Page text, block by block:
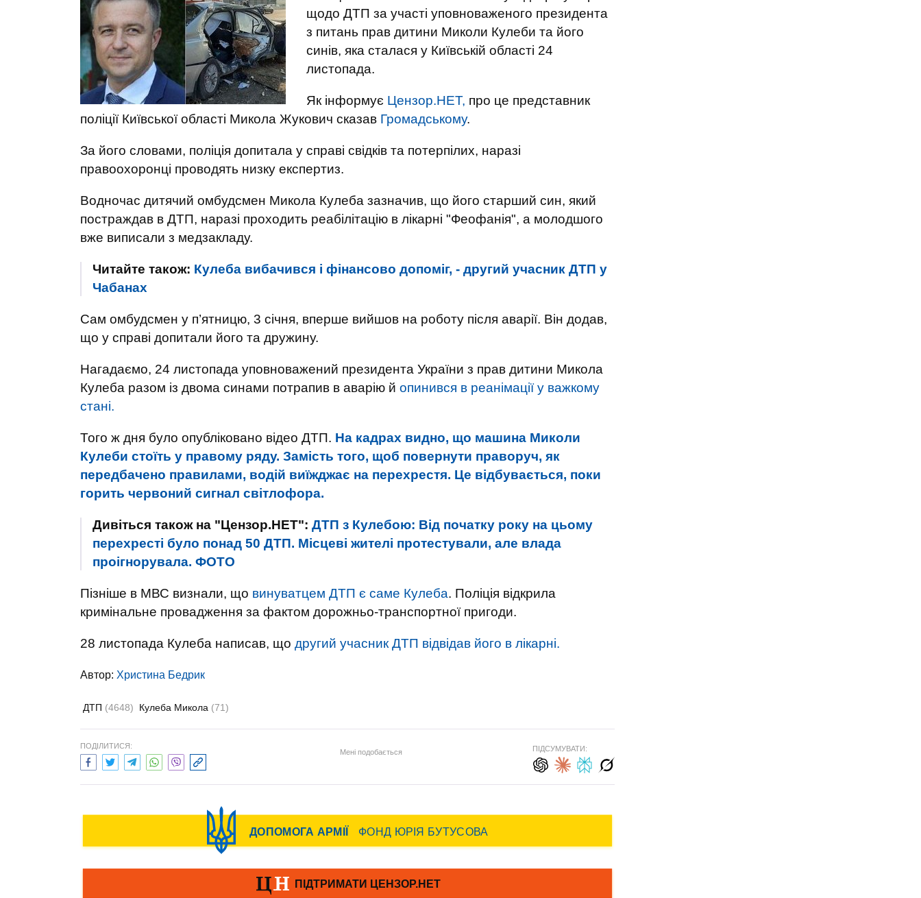
щодо ДТП за участі уповноваженого президента
з питань прав дитини Миколи Кулеби та його
синів, яка сталася у Київській області 24
листопада.
Як інформує Цензор.НЕТ, про це представник
поліції Київської області Микола Жукович сказав Громадському.
За його словами, поліція допитала у справі свідків та потерпілих, наразі
правоохоронці проводять низку експертиз.
Водночас дитячий омбудсмен Микола Кулеба зазначив, що його старший син, який
постраждав в ДТП, наразі проходить реабілітацію в лікарні "Феофанія", а молодшого
вже виписали з медзакладу.
Читайте також: Кулеба вибачився і фінансово допоміг, - другий учасник ДТП у
Чабанах
Сам омбудсмен у п’ятницю, 3 січня, вперше вийшов на роботу після аварії. Він додав,
що у справі допитали його та дружину.
Нагадаємо, 24 листопада уповноважений президента України з прав дитини Микола
Кулеба разом із двома синами потрапив в аварію й опинився в реанімації у важкому
стані.
Того ж дня було опубліковано відео ДТП. На кадрах видно, що машина Миколи
Кулеби стоїть у правому ряду. Замість того, щоб повернути праворуч, як
передбачено правилами, водій виїжджає на перехрестя. Це відбувається, поки
горить червоний сигнал світлофора.
Дивіться також на "Цензор.НЕТ": ДТП з Кулебою: Від початку року на цьому
перехресті було понад 50 ДТП. Місцеві жителі протестували, але влада
проігнорувала. ФОТО
Пізніше в МВС визнали, що винуватцем ДТП є саме Кулеба. Поліція відкрила
кримінальне провадження за фактом дорожньо-транспортної пригоди.
28 листопада Кулеба написав, що другий учасник ДТП відвідав його в лікарні.
Автор: Христина Бедрик
ДТП (4648) Кулеба Микола (71)
ПОДІЛИТИСЯ:
Мені подобається ПІДСУМУВАТИ: